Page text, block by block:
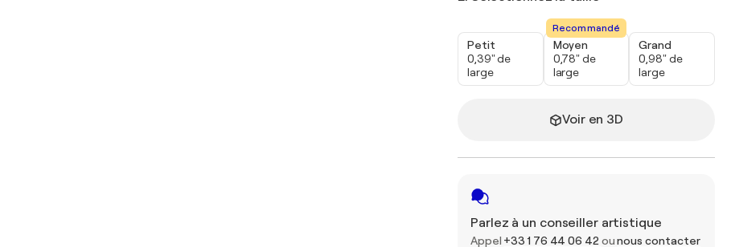
Petit
0,39" de
large
Recommandé
Moyen
0,78" de
large
Grand
0,98" de
large
Voir en 3D
Parlez à un conseiller artistique
Appel +33 1 76 44 06 42 ounous contacter